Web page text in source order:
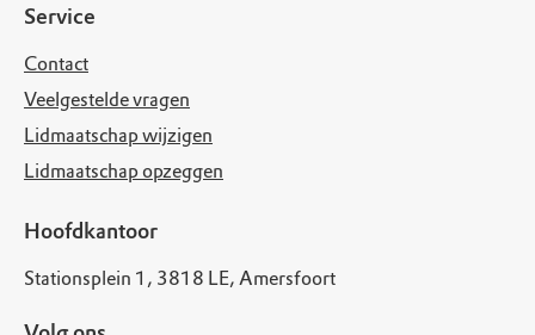
Service
Contact
Veelgestelde vragen
Lidmaatschap wijzigen
Lidmaatschap opzeggen
Hoofdkantoor
Stationsplein 1, 3818 LE, Amersfoort